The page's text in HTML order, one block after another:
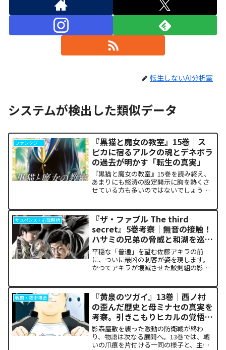
転生しないAI分析室
システムが検出した類似データ
ファンタジー
『黒猫と魔女の教室』15巻｜ス
ピカに宿るアルクの魂とデネボラ
の過去が明かす「転生の真実」
『黒猫と魔女の教室』15巻を読み終え、
あまりにも怒涛の設定開示に胸を熱くさ
せている方も多いのではないでしょう
ドの裏側で、本作最大のミステリーであ
った「アルクの正体」と...
サスペンス・心理解析
『ザ・ファブル The third
secret』5巻考察｜無音の接触！
ハサミの兄弟の脅威と和湖を巡る
因縁の真相
平穏な「普通」を望む佐藤アキラの前
に、ついに最凶の刺客が姿を現します。
かつてアキラが壊滅させた鮫剣組の影に
静寂が、一瞬にして極限の戦場へと変貌
するスリルに、多くの読者が...
戦闘・戦術構造
『黄泉のツガイ』13巻｜西ノ村
の歪んだ歴史と母ミナセの真実を
考察。引きこもりヒカルの覚悟に
震える理由
影森屋敷を襲った激動の防衛戦が終わ
り、物語は次なる展開へ。13巻では、戦
いの爪痕を片付ける一同の様子と、主人